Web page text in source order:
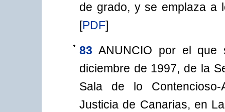
de grado, y se emplaza a
[PDF]
83 ANUNCIO por el
diciembre de 1997, de la
Sala de lo Contencioso-
Justicia de Canarias, en